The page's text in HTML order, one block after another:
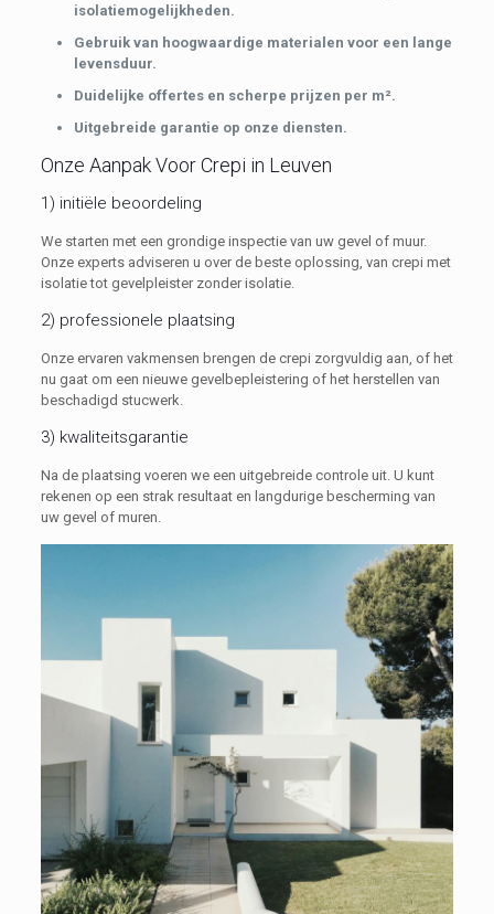
isolatiemogelijkheden.
Gebruik van hoogwaardige materialen voor een lange
levensduur.
Duidelijke offertes en scherpe prijzen per m².
Uitgebreide garantie op onze diensten.
Onze Aanpak Voor Crepi in Leuven
1) initiële beoordeling
We starten met een grondige inspectie van uw gevel of muur.
Onze experts adviseren u over de beste oplossing, van crepi met
isolatie tot gevelpleister zonder isolatie.
2) professionele plaatsing
Onze ervaren vakmensen brengen de crepi zorgvuldig aan, of het
nu gaat om een nieuwe gevelbepleistering of het herstellen van
beschadigd stucwerk.
3) kwaliteitsgarantie
Na de plaatsing voeren we een uitgebreide controle uit. U kunt
rekenen op een strak resultaat en langdurige bescherming van
uw gevel of muren.